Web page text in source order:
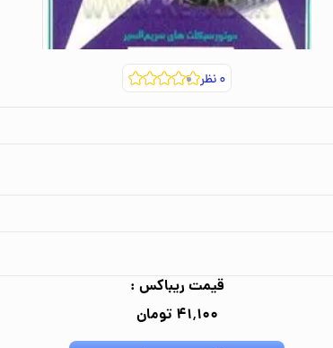
۰نظر
قیمت ریباکس :
۴۱٬۱۰۰ تومان